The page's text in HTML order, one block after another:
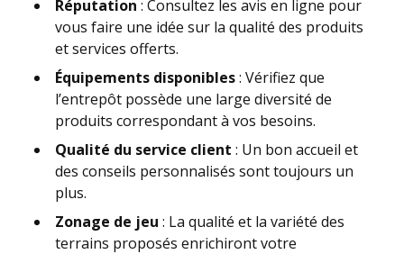
Réputation : Consultez les avis en ligne pour
vous faire une idée sur la qualité des produits
et services offerts.
Équipements disponibles: Vérifiez que
l’entrepôt possède une large diversité de
produits correspondant à vos besoins.
Qualité du service client : Un bon accueil et
des conseils personnalisés sont toujours un
plus.
Zonage de jeu : La qualité et la variété des
terrains proposés enrichiront votre